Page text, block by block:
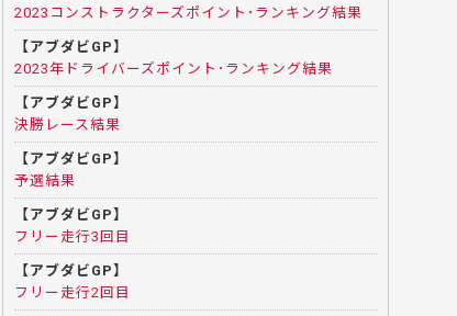
2023コンストラクターズポイント･ランキング結果
【アブダビGP】
2023年ドライバーズポイント･ランキング結果
【アブダビGP】
決勝レース結果
【アブダビGP】
予選結果
【アブダビGP】
フリー走行3回目
【アブダビGP】
フリー走行2回目